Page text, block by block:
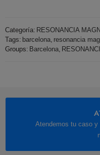
Categoría: RESONANCIA
Tags: barcelona resonancia
Groups: Barcelona
Atendemos tu caso